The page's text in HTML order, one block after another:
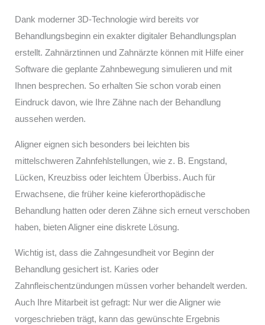
Dank moderner 3D-Technologie wird bereits vor
Behandlungsbeginn ein exakter digitaler Behandlungsplan
erstellt. Zahnärztinnen und Zahnärzte können mit Hilfe einer
Software die geplante Zahnbewegung simulieren und mit
Ihnen besprechen. So erhalten Sie schon vorab einen
Eindruck davon, wie Ihre Zähne nach der Behandlung
aussehen werden.
Aligner eignen sich besonders bei leichten bis
mittelschweren Zahnfehlstellungen, wie z. B. Engstand,
Lücken, Kreuzbiss oder leichtem Überbiss. Auch für
Erwachsene, die früher keine kieferorthopädische
Behandlung hatten oder deren Zähne sich erneut verschoben
haben, bieten Aligner eine diskrete Lösung.
Wichtig ist, dass die Zahngesundheit vor Beginn der
Behandlung gesichert ist. Karies oder
Zahnfleischentzündungen müssen vorher behandelt werden.
Auch Ihre Mitarbeit ist gefragt: Nur wer die Aligner wie
vorgeschrieben trägt, kann das gewünschte Ergebnis